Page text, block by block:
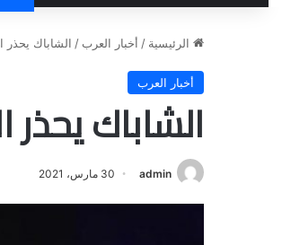
الرئيسية / أخبار العرب / الشاباك يحذر
أخبار العرب
الشاباك يحذر
admin 30 مارس، 2021